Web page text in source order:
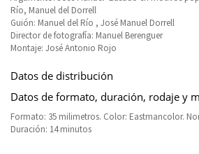
Río, Manuel del Dorrell
Guión: Manuel del Río , José Manuel Dorrell
Director de fotografía: Manuel Berenguer
Montaje: José Antonio Rojo
Datos de distribución
Datos de formato, duración, rodaje y
Formato: 35 milimetros. Color: Eastmancolor.
Duración: 14 minutos